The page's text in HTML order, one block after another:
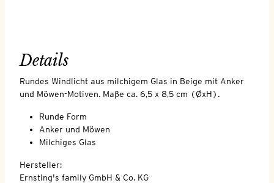
Details
Rundes Windlicht aus milchigem Glas in Beige mit Anker
und Möwen-Motiven. Maße ca. 6,5 x 8,5 cm (ØxH).
Runde Form
Anker und Möwen
Milchiges Glas
Hersteller:
Ernsting's family GmbH & Co. KG